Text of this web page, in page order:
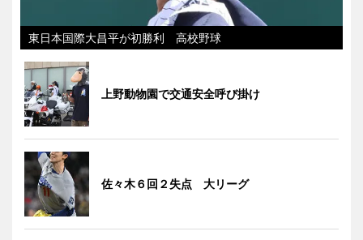
東日本国際大昌平が初勝利 高校野球
上野動物園で交通安全呼び掛け
佐々木６回２失点 大リーグ